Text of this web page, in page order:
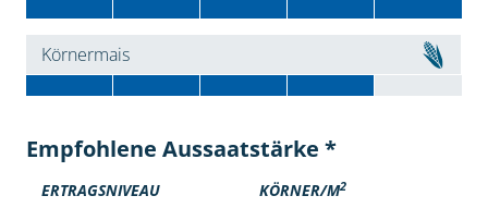
Körnermais
Empfohlene Aussaatstärke *
ERTRAGSNIVEAU KÖRNER/M2